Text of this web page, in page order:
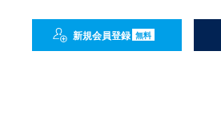
新規会員登録 無料